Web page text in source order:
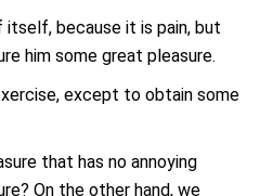
itself, because it is pain, but
him some great pleasure.
except to obtain some
that has no annoying
On the other hand, we